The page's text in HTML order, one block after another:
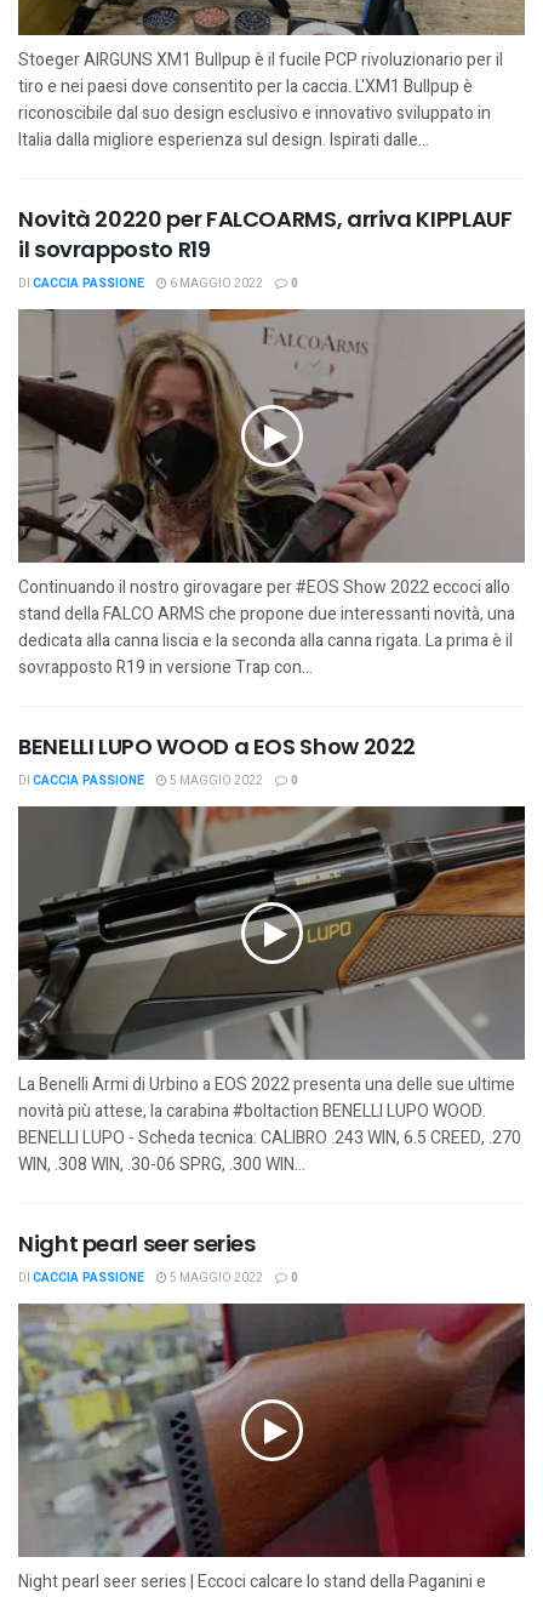
Stoeger AIRGUNS XM1 Bullpup è il fucile PCP rivoluzionario per il
tiro e nei paesi dove consentito per la caccia. L'XM1 Bullpup è
riconoscibile dal suo design esclusivo e innovativo sviluppato in
Italia dalla migliore esperienza sul design. Ispirati dalle...
Novità 20220 per FALCOARMS, arriva KIPPLAUF
il sovrapposto R19
DI CACCIA PASSIONE 6 MAGGIO 2022 0
Continuando il nostro girovagare per #EOS Show 2022 eccoci allo
stand della FALCO ARMS che propone due interessanti novità, una
dedicata alla canna liscia e la seconda alla canna rigata. La prima è il
sovrapposto R19 in versione Trap con...
BENELLI LUPO WOOD a EOS Show 2022
DI CACCIA PASSIONE 5 MAGGIO 2022 0
La Benelli Armi di Urbino a EOS 2022 presenta una delle sue ultime
novità più attese, la carabina #boltaction BENELLI LUPO WOOD.
BENELLI LUPO - Scheda tecnica: CALIBRO .243 WIN, 6.5 CREED, .270
WIN, .308 WIN, .30-06 SPRG, .300 WIN...
Night pearl seer series
DI CACCIA PASSIONE 5 MAGGIO 2022 0
Night pearl seer series | Eccoci calcare lo stand della Paganini e